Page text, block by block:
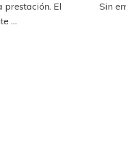
Francisco
prestación. El
…
Sin